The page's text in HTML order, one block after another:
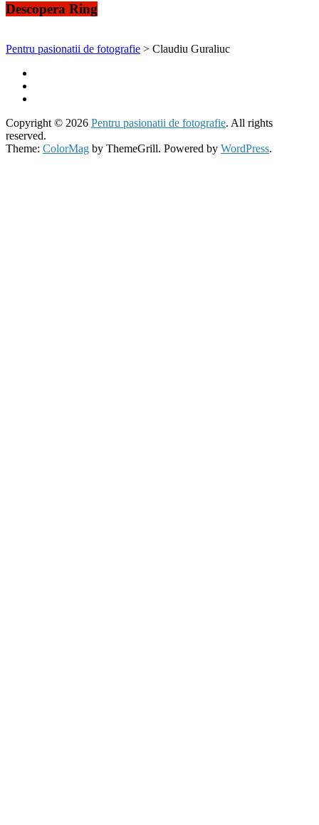
Descopera Ring
Pentru pasionatii de fotografie > Claudiu Guraliuc
Copyright © 2026 Pentru pasionatii de fotografie. All rights
reserved.
Theme: ColorMag by ThemeGrill. Powered by WordPress.